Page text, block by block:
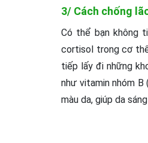
3/ Cách chống
Có thể bạn không
cortisol trong cơ
tiếp lấy đi những
như vitamin nhóm
màu da, giúp da